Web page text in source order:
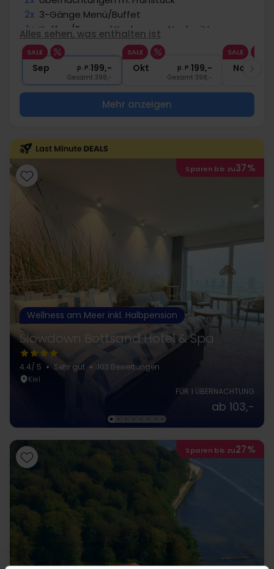
2x 3-Gänge Menü/Buffet
1x Kaffee/Tee und Kuchen am Nachmittag
∞ Gratis Nutzung Spa-/Wellnessbereich
1x 1 Begrüßungsgetränk
Alles sehen, was enthalten ist
SALE
Sep p. P.199,-
Gesamt 398,-
SALE
Okt p. P.199,-
Gesamt 398,-
SALE
Nov
Mehr anzeigen
Sparen bis zu37%
Wellness am Meer inkl. Halbpension
Slowdown Bottsand Hotel & Spa
4.4/ 5 Sehr gut
103 Bewertungen
Kiel
FÜR 1 ÜBERNACHTUNG
ab 103,-
Sparen bis zu27%